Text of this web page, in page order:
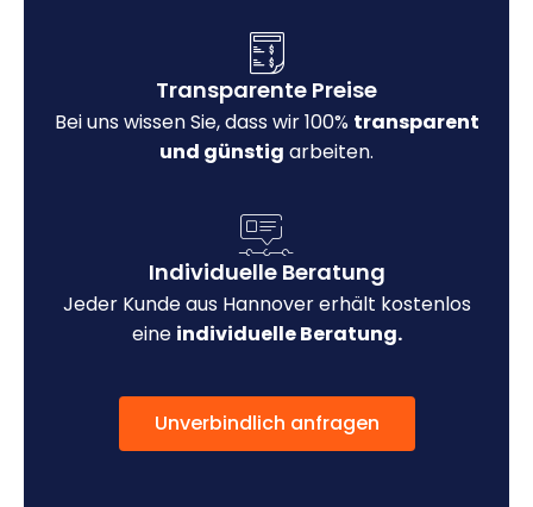
Transparente Preise
Bei uns wissen Sie, dass wir 100% transparent
und günstig arbeiten.
Individuelle Beratung
Jeder Kunde aus Hannover erhält kostenlos
eine individuelle Beratung.
Unverbindlich anfragen